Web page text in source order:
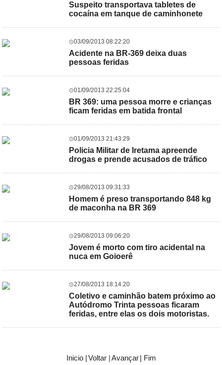
Suspeito transportava tabletes de
cocaína em tanque de caminhonete
03/09/2013 08:22:20
Acidente na BR-369 deixa duas
pessoas feridas
01/09/2013 22:25:04
BR 369: uma pessoa morre e crianças
ficam feridas em batida frontal
01/09/2013 21:43:29
Policia Militar de Iretama apreende
drogas e prende acusados de tráfico
29/08/2013 09:31:33
Homem é preso transportando 848 kg
de maconha na BR 369
29/08/2013 09:06:20
Jovem é morto com tiro acidental na
nuca em Goioerê
27/08/2013 18:14:20
Coletivo e caminhão batem próximo ao
Autódromo Trinta pessoas ficaram
feridas, entre elas os dois motoristas.
Inicio |Voltar|Avançar | Fim